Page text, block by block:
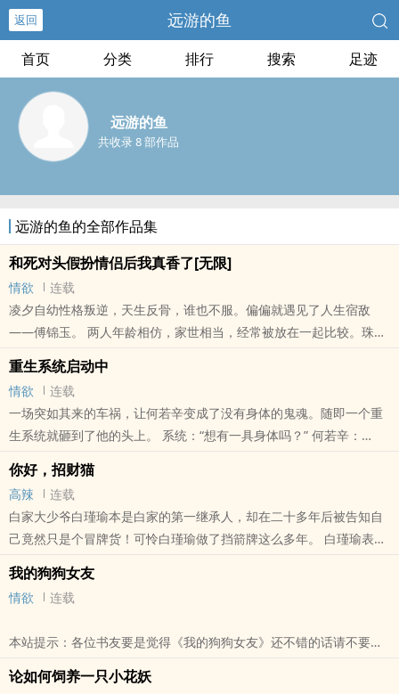
返回 远游的鱼
首页 分类 排行 搜索 足迹
远游的鱼
共收录 8 部作品
远游的鱼的全部作品集
和死对头假扮情侣后我真香了[无限]
情欲
连载
凌夕自幼性格叛逆，天生反骨，谁也不服。偏偏就遇见了人生宿敌
——傅锦玉。 两人年龄相仿，家世相当，经常被放在一起比较。珠玉
腔作势，..
本站提示：各位书友要是觉得《和死对头假扮情侣后我真香了[无
限]》还不错的话请不要忘记向您QQ群和微博里的朋友推荐哦！
重生系统启动中
情欲
连载
一场突如其来的车祸，让何若辛变成了没有身体的鬼魂。随即一个重
生系统就砸到了他的头上。 系统：“想有一具身体吗？” 何若辛：
败穿..
本站提示：各位书友要是觉得《重生系统启动中》还不错的话请不要
忘记向您QQ群和微博里的朋友推荐哦！
你好，招财猫
高辣
连载
白家大少爷白瑾瑜本是白家的第一继承人，却在二十多年后被告知自
己竟然只是个冒牌货！可怜白瑾瑜做了挡箭牌这么多年。 白瑾瑜表
己竟然..
本站提示：各位书友要是觉得《你好，招财猫》还不错的话请不要忘
我的狗狗女友
情欲 连载
本站提示：各位书友要是觉得《我的狗狗女友》还不错的话请不要忘
记向您QQ群和微博里的朋友推荐哦！
论如何饲养一只小花妖